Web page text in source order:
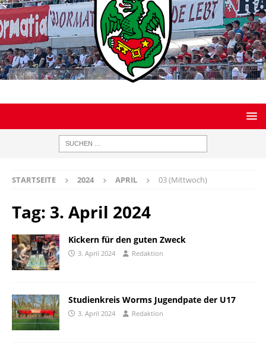
STARTSEITE 2024 APRIL 03 (Mittwoch)
Tag: 3. April 2024
Kickern für den guten Zweck
3. April 2024 Redaktion
Studienkreis Worms Jugendpate der U17
3. April 2024 Redaktion